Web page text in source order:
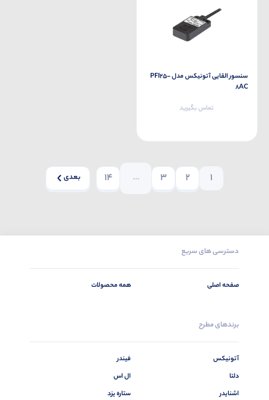
سنسور القایی آتونیکس مدل PFI25-
8AC
تماس بگیرید
1
2
3
…
14 بعدی
دسترسی های سریع
صفحه اصلی همه محصولات
برندهای مطرح
آتونیکس
دلتا
اشنایدر
فیندر
ال اس
ستاره یزد